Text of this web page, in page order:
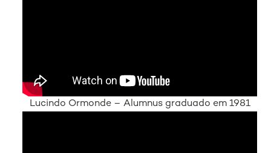
Lucindo Ormonde – Alumnus graduado em 1981